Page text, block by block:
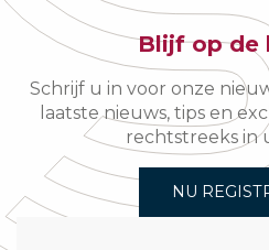
Blijf op de
Schrijf u in voor onze
laatste nieuws, tips en
rechtstreeks in
NU